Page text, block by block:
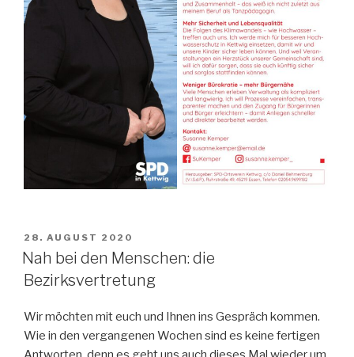
VERÖFFENTLICHT
AM
28. AUGUST 2020
Nah bei den Menschen: die
Bezirksvertretung
Wir möchten mit euch und Ihnen ins Gespräch kommen.
Wie in den vergangenen Wochen sind es keine fertigen